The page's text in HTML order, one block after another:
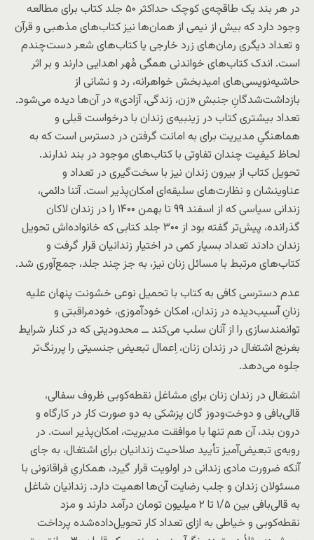
در هر بند یک طاقچه‌ی کوچک حداکثر ۵۰ جلد کتاب برای مطالعه
وجود دارد که بیش از نیمی از همان‌ها نیز کتاب‌های مذهبی و قرآن
و تعداد دیگری رمان‌های زرد خارجی یا کتاب‌های شعر دست‌چندم
است. اندک کتابهای خواندنی همگی مُهر اهدایی دارند و بر اثر
حاشیهنویسیهای امیدبخش خواهرانه، رد و نشانی از
بازداشت‌شدگانِ جنبش «زن، زندگی، آزادی» در آن‌ها دیده می‌شود.
تعداد بیشتری کتاب در زینبیه‌ی زندان با درخواست قبلی و
هماهنگیِ مدیریت برای به امانت گرفتن در دسترس است که به
لحاظ کیفیت چندان تفاوتی با کتاب‌های موجود در بند ندارند.
تحویل کتاب از بیرون زندان نیز با سخت‌گیری در تعداد و
عناوینشان و نظارت‌های سلیقه‌ای امکان‌پذیر است. آتنا دائمی،
زندانی سیاسی که از اسفند ۹۹ تا بهمن ۱۴۰۰ را در زندان لاکان
گذرانده، پیش‌تر گفته بود از ۳۰۰ جلد کتابی که خانواده‌اش تحویل
زندان دادند تعداد بسیار کمی در اختیار زندانیان قرار گرفت و
کتاب‌های مرتبط با مسائل زنان نیز، به جز چند جلد، جمع‌آوری شد.
عدم دسترسی کافی به کتاب با تحمیل نوعی خشونت پنهان علیه
زنانِ آسیب‌دیده در زندان، امکان خودآموزی، خودمراقبتی و
توانمندسازی را از آنان سلب می‌کند ــ محدودیتی که در کنار شرایط
بغرنج اشتغال در زندان زنان، اِعمال تبعیض جنسیتی را پررنگ‌تر
جلوه می‌دهد.
اشتغال در زندان زنان برای مشاغل نقطه‌کوبی ظروف سفالی،
قالی‌بافی و دوخت‌ودوز گان پزشکی به دو صورت کار در کارگاه و
درون بند، آن هم تنها با موافقت مدیریت، امکان‌پذیر است. در
رویه‌ی تبعیض‌آمیز تأیید صلاحیت زندانیان برای اشتغال، به جای
آنکه ضرورت مادی زندانی در اولویت قرار گیرد، همکاریِ فراقانونی با
مسئولان زندان و جلب رضایت آن‌ها اهمیت دارد. زندانیان شاغل
به قالی‌بافی بین ۱/۵ تا ۲ میلیون تومان درآمد دارند و مزد
نقطه‌کوبی و خیاطی به ازای تعداد کار تحویل‌داده‌شده پرداخت